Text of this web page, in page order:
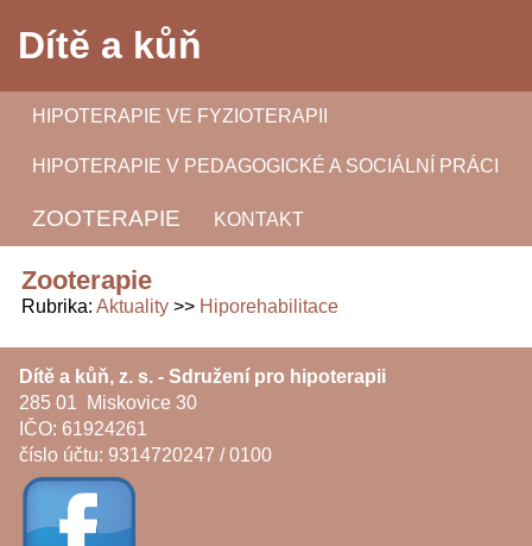
Dítě a kůň
HIPOTERAPIE VE FYZIOTERAPII
HIPOTERAPIE V PEDAGOGICKÉ A SOCIÁLNÍ PRÁCI
ZOOTERAPIE KONTAKT
Zooterapie
Rubrika Aktuality Hiporehabilitace
Dítě a kůň, z. s. - Sdružení pro hipoterapii
285 01 Miskovice 30
IČO: 61924261
číslo účtu: 9314720247 / 0100